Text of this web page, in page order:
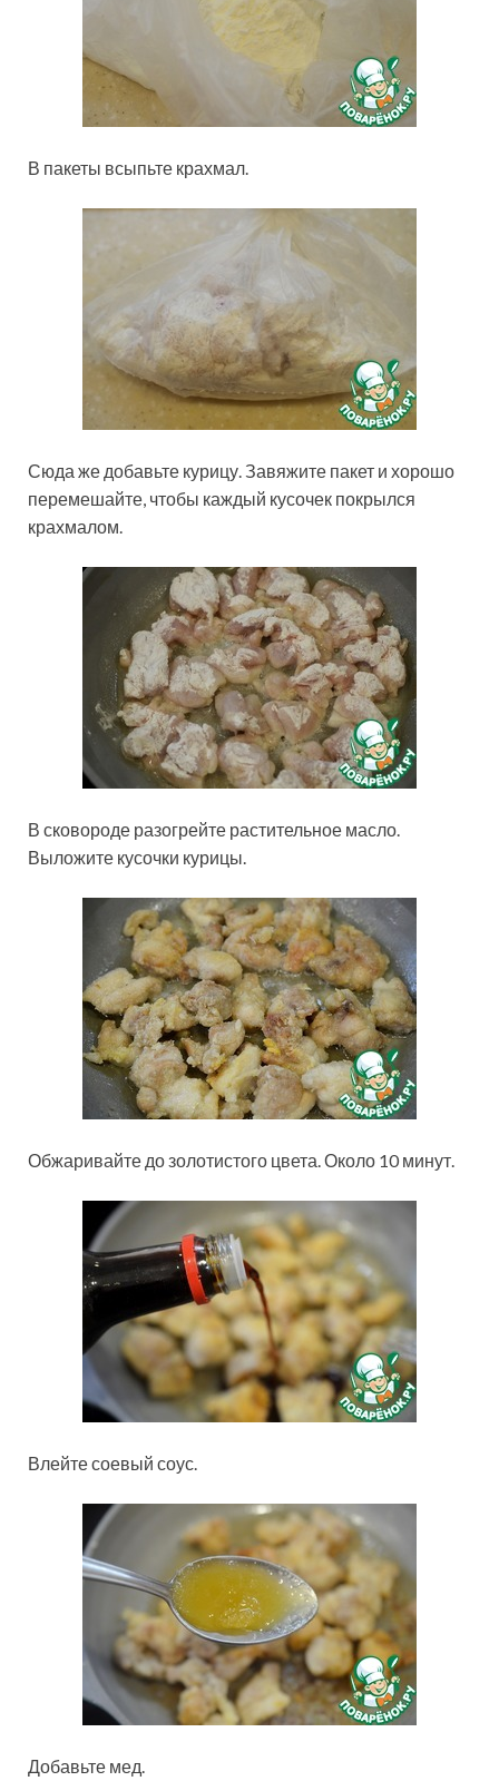
В пакеты всыпьте крахмал.
Сюда же добавьте курицу. Завяжите пакет и хорошо
перемешайте, чтобы каждый кусочек покрылся
крахмалом.
В сковороде разогрейте растительное масло.
Выложите кусочки курицы.
Обжаривайте до золотистого цвета. Около 10 минут.
Влейте соевый соус.
Добавьте мед.